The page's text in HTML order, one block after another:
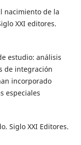
nacimiento de la
XXI editores.
estudio: análisis
de integración
incorporado
especiales
Siglo XXI Editores.